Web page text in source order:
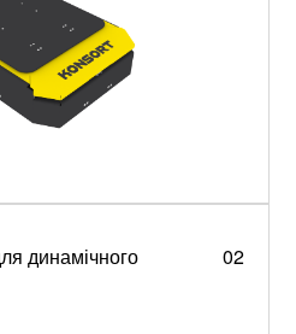
динамічного
02